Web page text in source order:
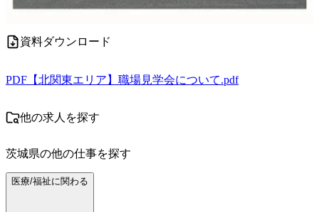
資料ダウンロード
PDF 【北関東エリア】職場見学会について.pdf
他の求人を探す
茨城県の他の仕事を探す
医療/福祉に関わる